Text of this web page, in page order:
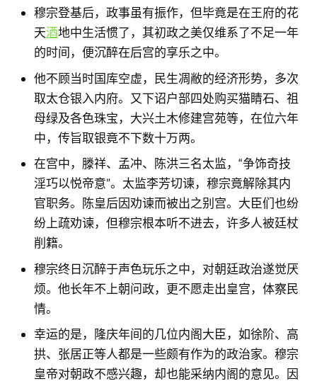
穆宗登基后，政事虽有振作，但毕竟是在王府的花
天酒地中生活惯了，其初政之美仅维系了不足一年
的时间，便沉醉在后宫的享乐之中。
他不顾当时国库空虚，民生凋敝的经济形势，多次
取太仓银入内府。又下诏户部四处购买猫睛石、祖
母绿及各色珠宝，大兴土木修建宫苑等，在位六年
中，传旨取银竟不下数十万两。
在宫中，滕祥、孟冲、陈洪三名太监，“争饰奇技
淫巧以悦帝意”。太监李芳切谏，穆宗竟解除其内
官职务。陈皇后因劝谏而被出之别宫。大臣们也纷
纷上疏劝谏，但穆宗根本听不进去，许多人被廷杖
削籍。
穆宗终日沉醉于声色玩乐之中，对朝廷政治遂觉厌
烦。他长年不上朝问政，更不愿走出皇宫，体察民
情。
幸运的是，隆庆年间的几位内阁大臣，如徐阶、高
拱、张居正等人都是一些颇有作为的政治家。穆宗
皇帝对朝政不感兴趣，却也能采纳内阁的意见。因